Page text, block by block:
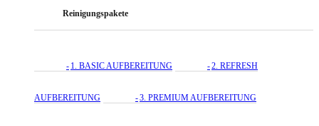
Reinigungspakete
1. BASIC AUFBEREITUNG 2. REFRESH
AUFBEREITUNG 3. PREMIUM AUFBEREITUNG